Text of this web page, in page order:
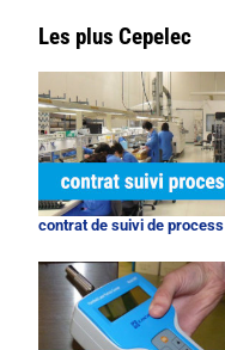
Les plus Cepelec
contrat de suivi de process